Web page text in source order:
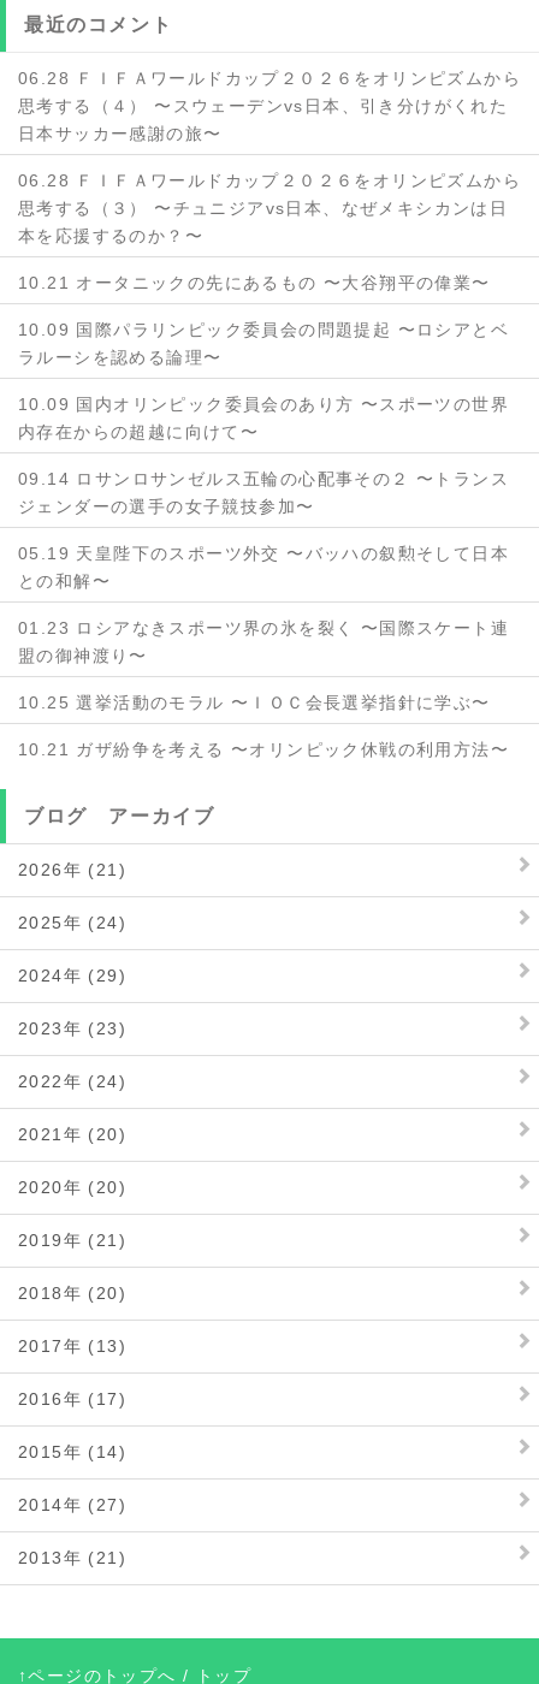
最近のコメント
06.28 ＦＩＦＡワールドカップ２０２６をオリンピズムから
思考する（４） 〜スウェーデンvs日本、引き分けがくれた
日本サッカー感謝の旅〜
06.28 ＦＩＦＡワールドカップ２０２６をオリンピズムから
思考する（３） 〜チュニジアvs日本、なぜメキシカンは日
本を応援するのか？〜
10.21 オータニックの先にあるもの 〜大谷翔平の偉業〜
10.09 国際パラリンピック委員会の問題提起 〜ロシアとベ
ラルーシを認める論理〜
10.09 国内オリンピック委員会のあり方 〜スポーツの世界
内存在からの超越に向けて〜
09.14 ロサンロサンゼルス五輪の心配事その２ 〜トランス
ジェンダーの選手の女子競技参加〜
05.19 天皇陛下のスポーツ外交 〜バッハの叙勲そして日本
との和解〜
01.23 ロシアなきスポーツ界の氷を裂く 〜国際スケート連
盟の御神渡り〜
10.25 選挙活動のモラル 〜ＩＯＣ会長選挙指針に学ぶ〜
10.21 ガザ紛争を考える 〜オリンピック休戦の利用方法〜
ブログ アーカイブ
2026年 (21)
2025年 (24)
2024年 (29)
2023年 (23)
2022年 (24)
2021年 (20)
2020年 (20)
2019年 (21)
2018年 (20)
2017年 (13)
2016年 (17)
2015年 (14)
2014年 (27)
2013年 (21)
↑ページのトップへ / トップ